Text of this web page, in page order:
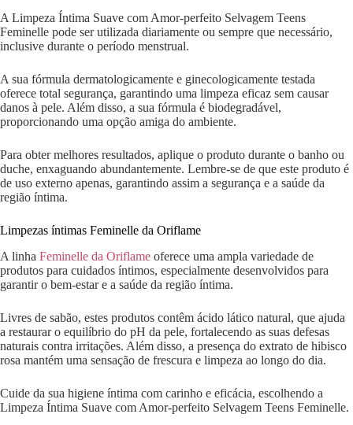
A Limpeza Íntima Suave com Amor-perfeito Selvagem Teens
Feminelle pode ser utilizada diariamente ou sempre que necessário,
inclusive durante o período menstrual.
A sua fórmula dermatologicamente e ginecologicamente testada
oferece total segurança, garantindo uma limpeza eficaz sem causar
danos à pele. Além disso, a sua fórmula é biodegradável,
proporcionando uma opção amiga do ambiente.
Para obter melhores resultados, aplique o produto durante o banho ou
duche, enxaguando abundantemente. Lembre-se de que este produto é
de uso externo apenas, garantindo assim a segurança e a saúde da
região íntima.
Limpezas íntimas Feminelle da Oriflame
A linha Feminelle da Oriflame oferece uma ampla variedade de
produtos para cuidados íntimos, especialmente desenvolvidos para
garantir o bem-estar e a saúde da região íntima.
Livres de sabão, estes produtos contêm ácido lático natural, que ajuda
a restaurar o equilíbrio do pH da pele, fortalecendo as suas defesas
naturais contra irritações. Além disso, a presença do extrato de hibisco
rosa mantém uma sensação de frescura e limpeza ao longo do dia.
Cuide da sua higiene íntima com carinho e eficácia, escolhendo a
Limpeza Íntima Suave com Amor-perfeito Selvagem Teens Feminelle.